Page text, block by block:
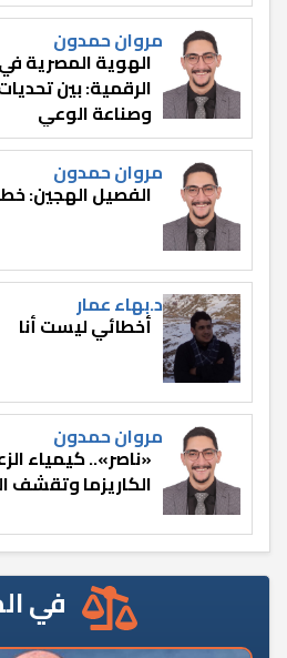
مروان حمدون
الهوية المصرية
الرقمية: بين
وصناعة الوعي
مروان حمدون
الفصيل الهجين:
د.بهاء عمار
أخطائي ليست أنا
مروان حمدون
«ناصر».. كيمياء
الكاريزما وتقشف
في